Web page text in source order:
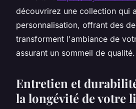
découvrirez une collection qui
personnalisation, offrant des
transforment l'ambiance de
assurant un sommeil de qualité.
Entretien et
la longévité de votre